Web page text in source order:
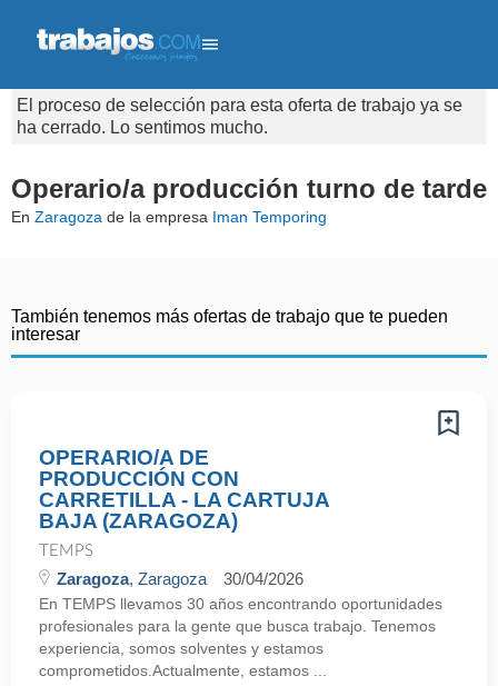
El proceso de selección para esta oferta de trabajo ya se
ha cerrado. Lo sentimos mucho.
Operario/a producción turno de tarde
En Zaragoza de la empresa Iman Temporing
También tenemos más ofertas de trabajo que te pueden
interesar
OPERARIO/A DE
PRODUCCIÓN CON
CARRETILLA - LA CARTUJA
BAJA (ZARAGOZA)
TEMPS
Zaragoza, Zaragoza 30/04/2026
En TEMPS llevamos 30 años encontrando oportunidades
profesionales para la gente que busca trabajo. Tenemos
experiencia, somos solventes y estamos
comprometidos.Actualmente, estamos ...